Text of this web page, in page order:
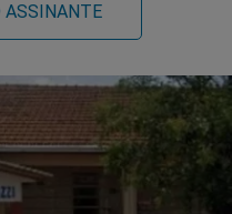
ASSINANTE